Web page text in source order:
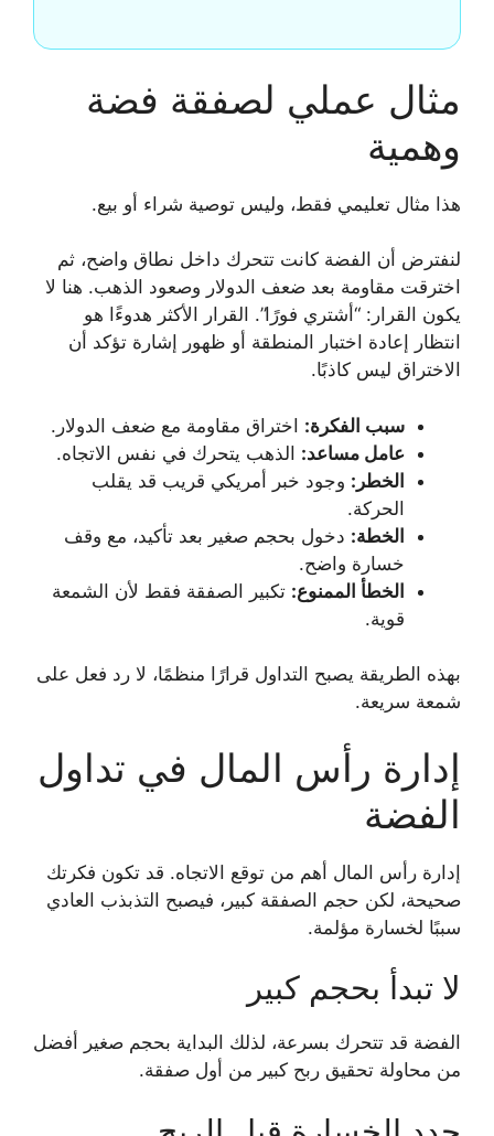
مثال عملي لصفقة فضة
وهمية
هذا مثال تعليمي فقط، وليس توصية شراء أو بيع.
لنفترض أن الفضة كانت تتحرك داخل نطاق واضح، ثم
اخترقت مقاومة بعد ضعف الدولار وصعود الذهب. هنا لا
يكون القرار: “أشتري فورًا”. القرار الأكثر هدوءًا هو
انتظار إعادة اختبار المنطقة أو ظهور إشارة تؤكد أن
الاختراق ليس كاذبًا.
سبب الفكرة: اختراق مقاومة مع ضعف الدولار.
عامل مساعد: الذهب يتحرك في نفس الاتجاه.
الخطر: وجود خبر أمريكي قريب قد يقلب
الحركة.
الخطة: دخول بحجم صغير بعد تأكيد، مع وقف
خسارة واضح.
الخطأ الممنوع: تكبير الصفقة فقط لأن الشمعة
قوية.
بهذه الطريقة يصبح التداول قرارًا منظمًا، لا رد فعل على
شمعة سريعة.
إدارة رأس المال في تداول
الفضة
إدارة رأس المال أهم من توقع الاتجاه. قد تكون فكرتك
صحيحة، لكن حجم الصفقة كبير، فيصبح التذبذب العادي
سببًا لخسارة مؤلمة.
لا تبدأ بحجم كبير
الفضة قد تتحرك بسرعة، لذلك البداية بحجم صغير أفضل
من محاولة تحقيق ربح كبير من أول صفقة.